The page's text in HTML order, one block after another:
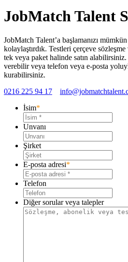
JobMatch Talent
JobMatch Talent’a başlamanızı
kolaylaştırdık. Testleri çerçeve
tek veya paket halinde satın
verebilir veya telefon veya e-posta
kurabilirsiniz.
0216 225 94 17
İsim*
Unvanı
Şirket
E-posta adresi*
Telefon
Diğer sorular veya talepler